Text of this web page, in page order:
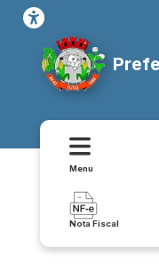
Menu
Nota Fiscal